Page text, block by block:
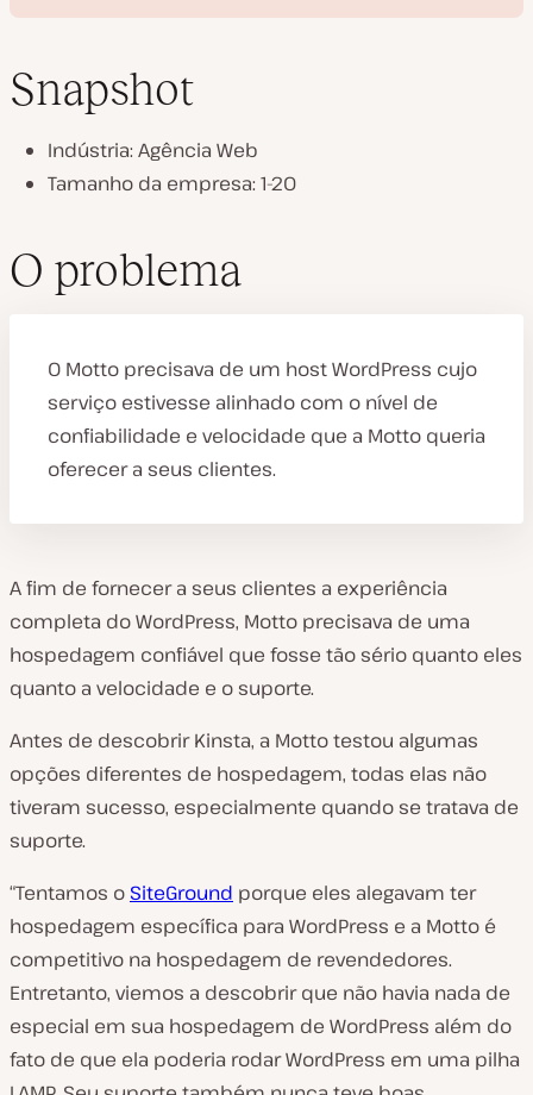
e
í
e
Snapshot
Indústria: Agência Web
Tamanho da empresa: 1-20
O problema
O Motto precisava de um host WordPress cujo
serviço estivesse alinhado com o nível de
confiabilidade e velocidade que a Motto queria
oferecer a seus clientes.
A fim de fornecer a seus clientes a experiência
completa do WordPress, Motto precisava de uma
hospedagem confiável que fosse tão sério quanto eles
quanto a velocidade e o suporte.
Antes de descobrir Kinsta, a Motto testou algumas
opções diferentes de hospedagem, todas elas não
tiveram sucesso, especialmente quando se tratava de
suporte.
“Tentamos o SiteGround porque eles alegavam ter
hospedagem específica para WordPress e a Motto é
competitivo na hospedagem de revendedores.
Entretanto, viemos a descobrir que não havia nada de
especial em sua hospedagem de WordPress além do
fato de que ela poderia rodar WordPress em uma pilha